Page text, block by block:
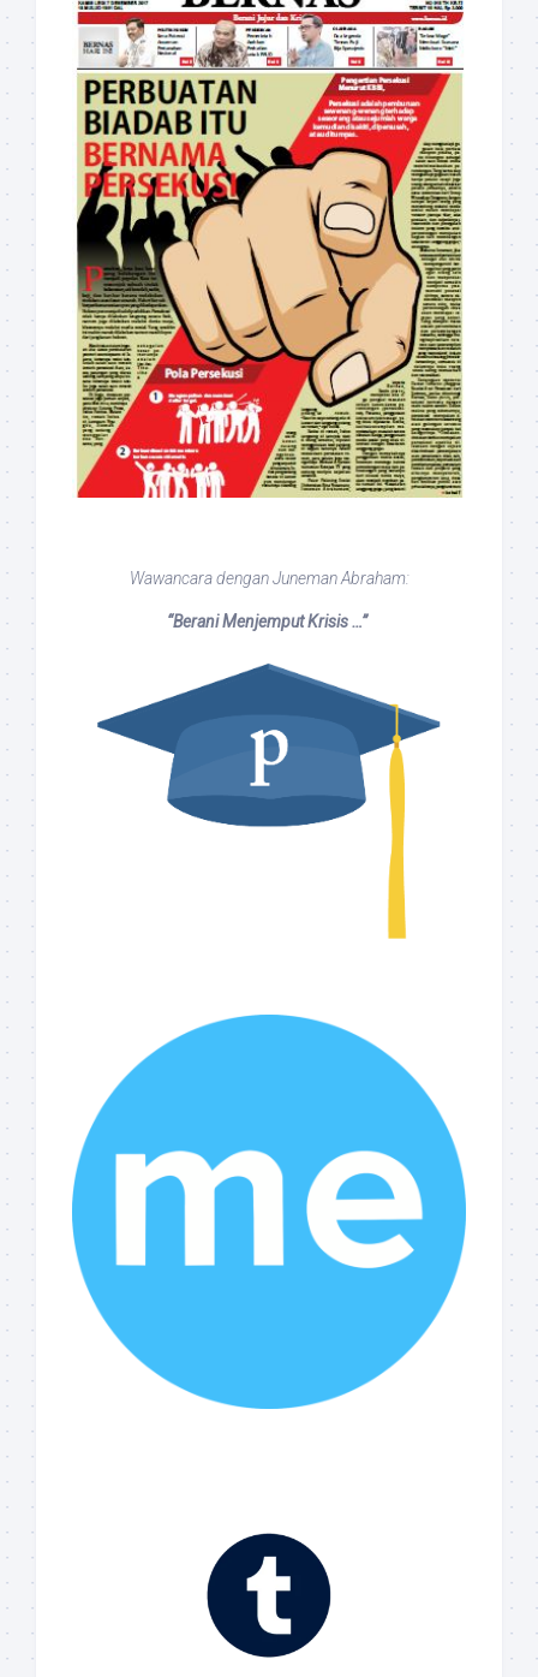
Wawancara dengan Juneman Abraham:
“Berani Menjemput Krisis …”